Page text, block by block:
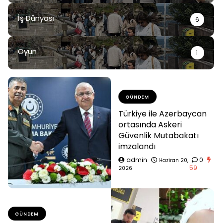
İş Dünyası 6
Oyun 1
GÜNDEM
Türkiye ile Azerbaycan
ortasında Askeri
Güvenlik Mutabakatı
imzalandı
admin
Haziran 20,
2026
0
59
GÜNDEM